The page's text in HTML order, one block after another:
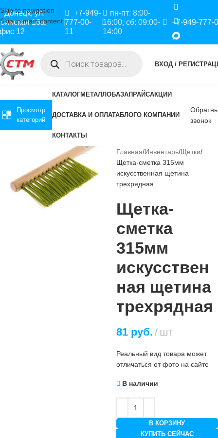
Skip to navigation
Skip to main content
Донецк, ул.
16а,
12
+7-949-
777-00-
11
пн-пт: 8:00-
16:00, сб: 09:00-
14:00
+7-949-777-
ВХОД /
Просмотр
категорий
КАТАЛОГМЕТАЛЛОБАЗАПРАЙСАКЦИИ
ДОСТАВКА И ОПЛАТАБЛОГО КОМПАНИИ
КОНТАКТЫ
звонок
Главная Инвентарь Щетки
Щетка-сметка 315мм
искусственная щетина
трехрядная
Щетка-
сметка
315мм
искусствен
ная щетина
трехрядная
81руб. шт
Реальный вид товара может
отличаться от фото на сайте
В наличии
В КОРЗИНУ
КУПИТЬ СЕЙЧАС